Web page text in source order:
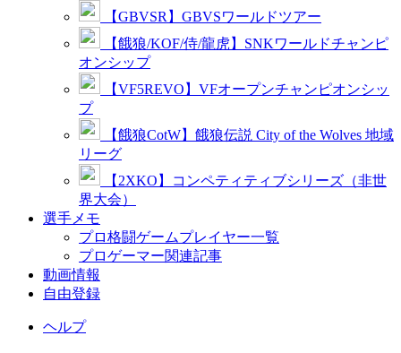
【GBVSR】GBVSワールドツアー
【餓狼/KOF/侍/龍虎】SNKワールドチャンピ
オンシップ
【VF5REVO】VFオープンチャンピオンシッ
プ
【餓狼CotW】餓狼伝説 City of the Wolves 地域
リーグ
【2XKO】コンペティティブシリーズ（非世
界大会）
選手メモ
プロ格闘ゲームプレイヤー一覧
プロゲーマー関連記事
動画情報
自由登録
ヘルプ